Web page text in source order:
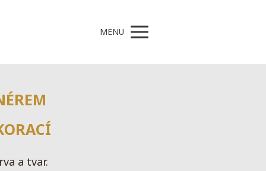
MENU
a tvar.